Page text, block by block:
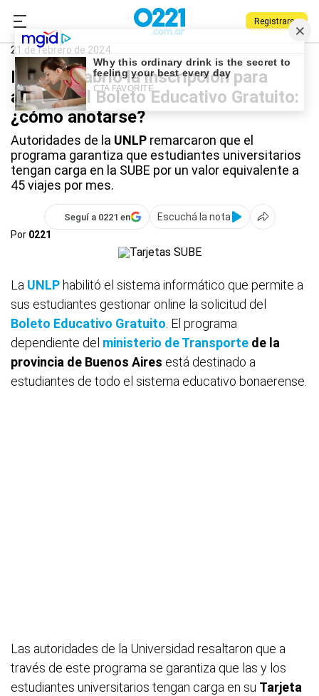
Registrarse
0221.com.ar
UNLP
21 de febrero de 2024
La UNLP abrió la inscripción para
acceder al Boleto Educativo Gratuito:
¿cómo anotarse?
Autoridades de la UNLP remarcaron que el
programa garantiza que estudiantes universitarios
tengan carga en la SUBE por un valor equivalente a
45 viajes por mes.
Seguí a 0221 en
Escuchá la nota
Por 0221
La UNLP habilitó el sistema informático que permite a
sus estudiantes gestionar online la solicitud del
Boleto Educativo Gratuito . El programa
dependiente del ministerio de Transporte de la
provincia de Buenos Aires está destinado a
estudiantes de todo el sistema educativo bonaerense.
Las autoridades de la Universidad resaltaron que a
través de este programa se garantiza que las y los
estudiantes universitarios tengan carga en su Tarjeta